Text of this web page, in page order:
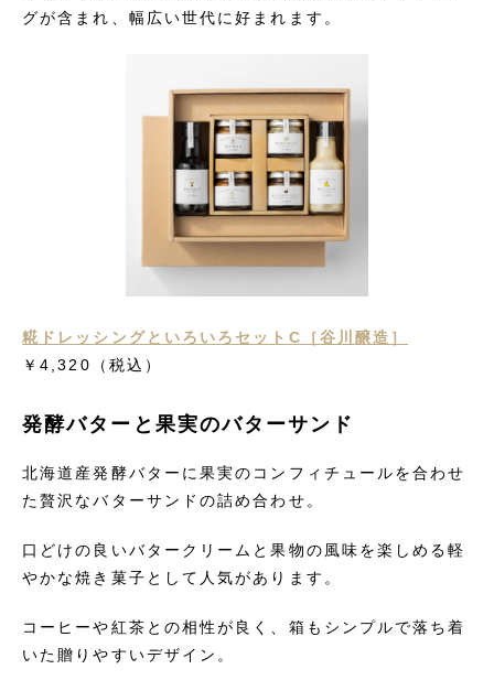
グが含まれ、幅広い世代に好まれます。
糀ドレッシングといろいろセットC［谷川醸造］
￥4,320
（税込）
発酵バターと果実のバターサンド
北海道産発酵バターに果実のコンフィチュールを合わせ
た贅沢なバターサンドの詰め合わせ。
口どけの良いバタークリームと果物の風味を楽しめる軽
やかな焼き菓子として人気があります。
コーヒーや紅茶との相性が良く、箱もシンプルで落ち着
いた贈りやすいデザイン。